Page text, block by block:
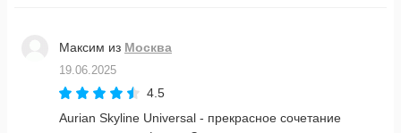
Максим из Москва
19.06.2025
4.5
Aurian Skyline Universal - прекрасное сочетание